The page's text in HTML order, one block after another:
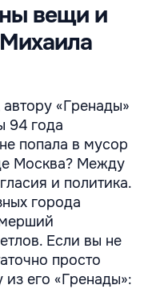
вещи и
«Гренады»
94 года
попала в мусор
Москва? Между
и политика.
города
Если вы не
просто
его «Гренады»: